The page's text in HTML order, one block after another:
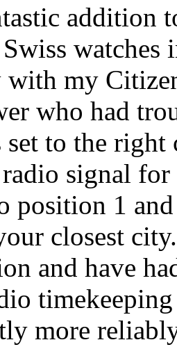
addition
watches
with my
who had
set to the
signal
position 1
closest
and have
more